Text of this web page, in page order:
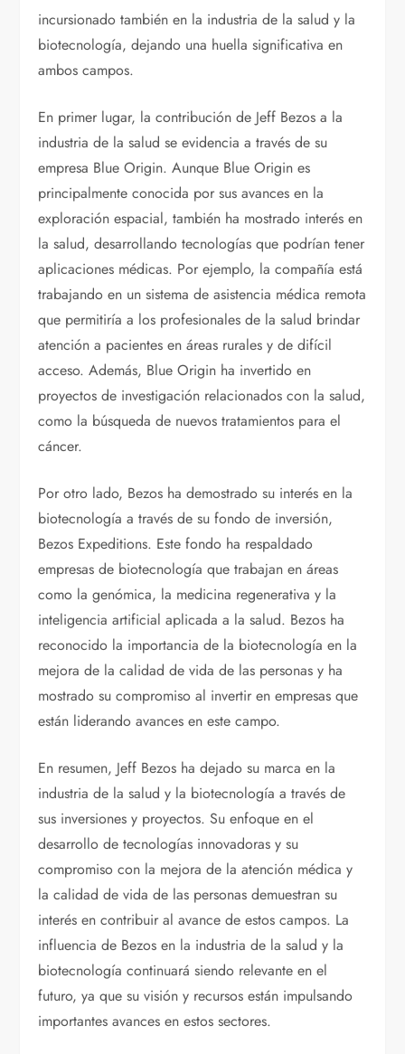
incursionado también en la industria de la salud y la
biotecnología, dejando una huella significativa en
ambos campos.
En primer lugar, la contribución de Jeff Bezos a la
industria de la salud se evidencia a través de su
empresa Blue Origin. Aunque Blue Origin es
principalmente conocida por sus avances en la
exploración espacial, también ha mostrado interés en
la salud, desarrollando tecnologías que podrían tener
aplicaciones médicas. Por ejemplo, la compañía está
trabajando en un sistema de asistencia médica remota
que permitiría a los profesionales de la salud brindar
atención a pacientes en áreas rurales y de difícil
acceso. Además, Blue Origin ha invertido en
proyectos de investigación relacionados con la salud,
como la búsqueda de nuevos tratamientos para el
cáncer.
Por otro lado, Bezos ha demostrado su interés en la
biotecnología a través de su fondo de inversión,
Bezos Expeditions. Este fondo ha respaldado
empresas de biotecnología que trabajan en áreas
como la genómica, la medicina regenerativa y la
inteligencia artificial aplicada a la salud. Bezos ha
reconocido la importancia de la biotecnología en la
mejora de la calidad de vida de las personas y ha
mostrado su compromiso al invertir en empresas que
están liderando avances en este campo.
En resumen, Jeff Bezos ha dejado su marca en la
industria de la salud y la biotecnología a través de
sus inversiones y proyectos. Su enfoque en el
desarrollo de tecnologías innovadoras y su
compromiso con la mejora de la atención médica y
la calidad de vida de las personas demuestran su
interés en contribuir al avance de estos campos. La
influencia de Bezos en la industria de la salud y la
biotecnología continuará siendo relevante en el
futuro, ya que su visión y recursos están impulsando
importantes avances en estos sectores.